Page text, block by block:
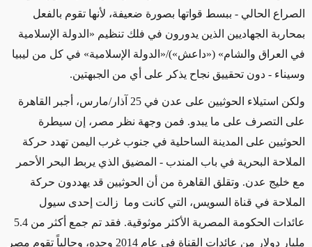
الصراع الحالي - ببسط قواتها بصورة ضعيفة، لأنها تقوم بالفعل
بمحاربة الجهاديين الذين يدورون في فلك تنظيم «الدولة الإسلامية
في العراق والشام» («داعش»)/«الدولة الإسلامية» في كل من ليبيا
وسيناء - دون تحقييق نجاح يذكر على أي من الجبهتين.
ولكن استيلاء الحوثيين على عدن في 25 آذار/مارس، أجبر القاهرة
على التصرف على ما يبدو. فمن وجهة نظر مصر، إن سيطرة
الحوثيين على المدينة الساحلية في جنوب غرب اليمن تهدد حركة
الملاحة البحرية في باب المندب - المضيق الذي يربط البحر الأحمر
مع خليج عدن. وتقلق القاهرة من أن الحوثيين قد يهددون حركة
الملاحة في قناة السويس، التي كانت وما زالت إحدى سيول
عائدات الحكومة المصرية الأكثر موثوقية. فقد تم جمع أكثر من 5.4
مليار دولار من عائدات القناة في عام 2014 وحده، وحالياً تقوم مصر